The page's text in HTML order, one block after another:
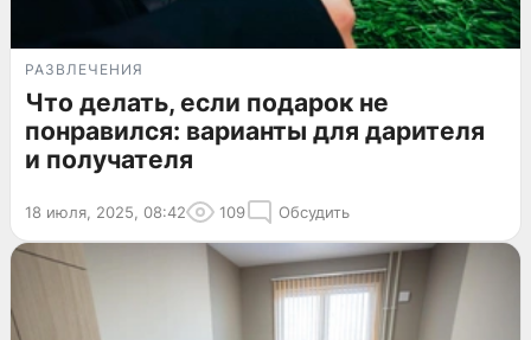
РАЗВЛЕЧЕНИЯ
Что делать, если подарок не
понравился: варианты для дарителя
и получателя
18 июля, 2025, 08:42 109 Обсудить